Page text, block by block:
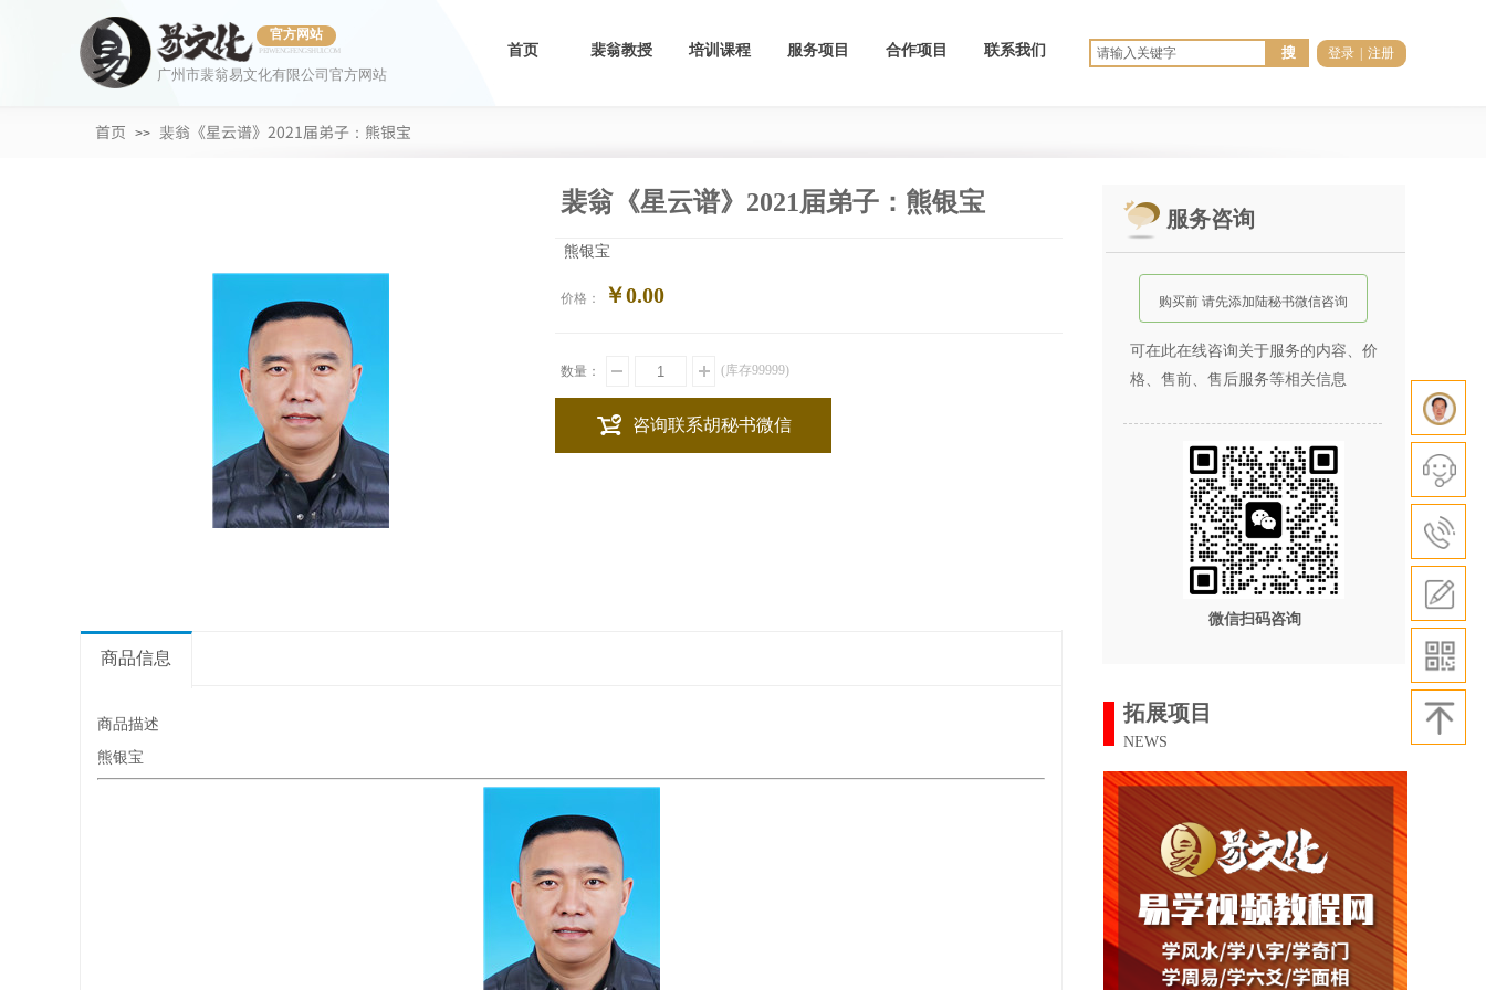
PEIWENGFENGSHUI.COM 登录 注册
搜
官方网站
首页 裴翁教授 培训课程 服务项目 合作项目
联系我们
广州市裴翁易文化有限公司官方网站
首页 >> 裴翁《星云谱》2021届弟子：熊银宝
裴翁《星云谱》2021届弟子：熊银宝
熊银宝
价格： ￥0.00
数量： (库存99999)
咨询联系胡秘书微信
商品信息
商品描述
熊银宝
微信扫码咨询
服务咨询
可在此在线咨询关于服务的内容、价
格、售前、售后服务等相关信息
购买前 请先添加陆秘书微信咨询
拓展项目
NEWS